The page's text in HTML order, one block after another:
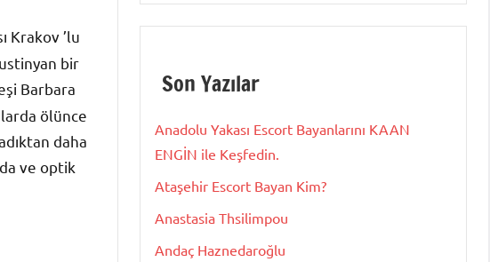
Krakov ’lu
bir
Barbara
ölünce
daha
ve optik
Son Yazılar
Anadolu Yakası Escort Bayanlarını KAAN
ENGİN ile Keşfedin.
Ataşehir Escort Bayan Kim?
Anastasia Thsilimpou
Andaç Haznedaroğlu